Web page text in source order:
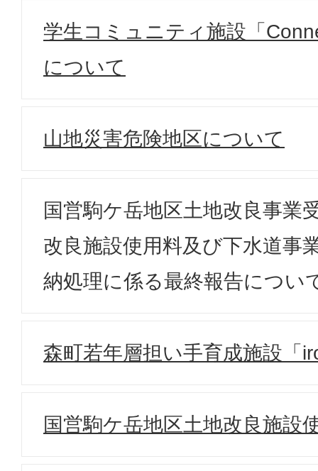
学生コミュニティ施設「
について
山地災害危険地区について
国営駒ケ岳地区土地改良事業
改良施設使用料及び下水道事
納処理に係る最終報告につい
森町若年層担い手育成施設「
国営駒ケ岳地区土地改良施設